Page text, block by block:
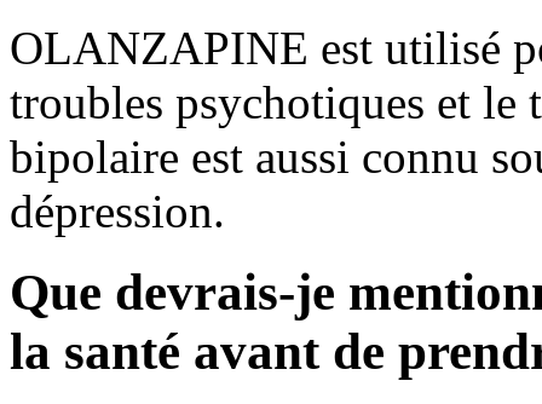
OLANZAPINE est utilisé
troubles psychotiques et
bipolaire est aussi connu
dépression.
Que devrais-je
la santé avant de